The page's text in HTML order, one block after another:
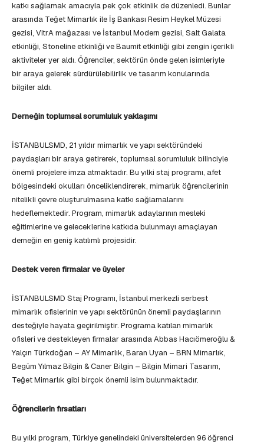
katkı sağlamak amacıyla pek çok etkinlik de düzenledi. Bunlar
arasında Teğet Mimarlık ile İş Bankası Resim Heykel Müzesi
gezisi, VitrA mağazası ve İstanbul Modern gezisi, Salt Galata
etkinliği, Stoneline etkinliği ve Baumit etkinliği gibi zengin içerikli
aktiviteler yer aldı. Öğrenciler, sektörün önde gelen isimleriyle
bir araya gelerek sürdürülebilirlik ve tasarım konularında
bilgiler aldı.
Derneğin toplumsal sorumluluk yaklaşımı
İSTANBULSMD, 21 yıldır mimarlık ve yapı sektöründeki
paydaşları bir araya getirerek, toplumsal sorumluluk bilinciyle
önemli projelere imza atmaktadır. Bu yılki staj programı, afet
bölgesindeki okulları önceliklendirerek, mimarlık öğrencilerinin
nitelikli çevre oluşturulmasına katkı sağlamalarını
hedeflemektedir. Program, mimarlık adaylarının mesleki
eğitimlerine ve geleceklerine katkıda bulunmayı amaçlayan
derneğin en geniş katılımlı projesidir.
Destek veren firmalar ve üyeler
İSTANBULSMD Staj Programı, İstanbul merkezli serbest
mimarlık ofislerinin ve yapı sektörünün önemli paydaşlarının
desteğiyle hayata geçirilmiştir. Programa katılan mimarlık
ofisleri ve destekleyen firmalar arasında Abbas Hacıömeroğlu &
Yalçın Türkdoğan – AY Mimarlık, Baran Uyan – BRN Mimarlık,
Begüm Yılmaz Bilgin & Caner Bilgin – Bilgin Mimari Tasarım,
Teğet Mimarlık gibi birçok önemli isim bulunmaktadır.
Öğrencilerin fırsatları
Bu yılki program, Türkiye genelindeki üniversitelerden 96 öğrenci